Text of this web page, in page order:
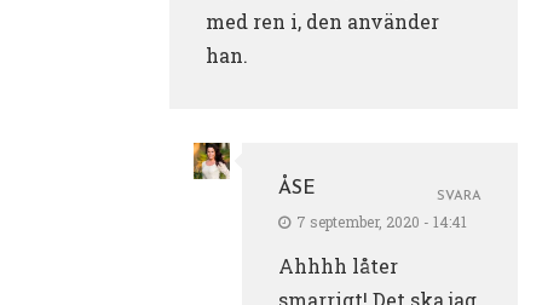
med ren i, den använder
han.
ÅSE
7 september, 2020 - 14:41
Ahhhh låter
smarrigt! Det ska jag
SVARA